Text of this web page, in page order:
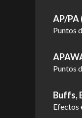
AP/PA
Puntos
Puntos
Buffs,
Efectos